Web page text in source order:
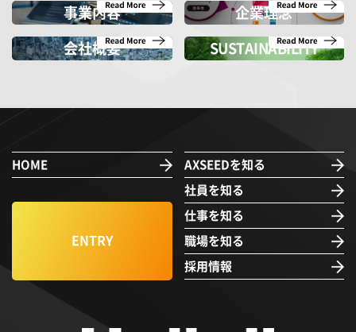
事業内容 企業理念
会社概要 SUSTAINABILITY
HOME
ENTRY
AXSEEDを知る
社員を知る
仕事を知る
職場を知る
採用情報